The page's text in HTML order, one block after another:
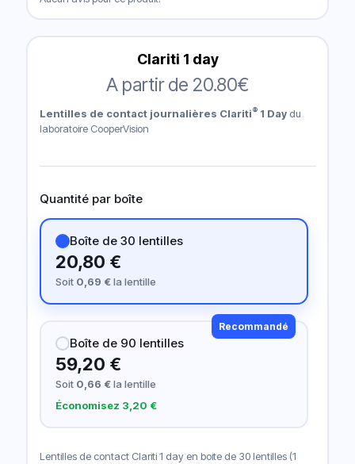
Clariti 1 day
A partir de 20.80€
Lentilles de contact journalières Clariti® 1 Day du
laboratoire CooperVision
Quantité par boîte
Boîte de 30 lentilles
20,80 €
Soit 0,69 €la lentille
Recommandé
Boîte de 90 lentilles
59,20 €
Soit 0,66 €la lentille
Économisez 3,20 €
Lentilles de contact Clariti 1 day en boite de 30 lentilles (1